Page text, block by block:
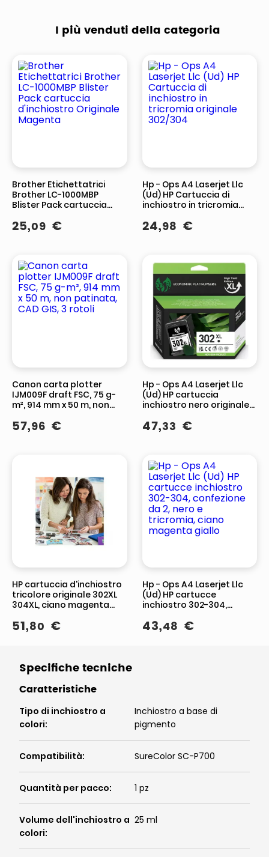
- Stampa inkjet
I più venduti della categoria
Brother Etichettatrici
Brother LC-1000MBP
Blister Pack cartuccia
Magenta
25,09 €
Hp - Ops A4 Laserjet Llc
(Ud) HP Cartuccia di
inchiostro in tricromia
24,98 €
Canon carta plotter
IJM009F draft FSC, 75 g-
m², 914 mm x 50 m, non
57,96 €
Hp - Ops A4 Laserjet Llc
(Ud) HP cartuccia
inchiostro nero originale
alta capacita', 300
pagine
47,33 €
HP cartuccia d'inchiostro
tricolore originale 302XL
304XL, ciano magenta
DeskJet ed Envy
51,80 €
Hp - Ops A4 Laserjet Llc
(Ud) HP cartucce
inchiostro 302-304,
tricromia, ciano magenta
giallo
43,48 €
Specifiche tecniche
Caratteristiche
Tipo di inchiostro a
colori:
Inchiostro a base di
pigmento
Compatibilità: SureColor SC-P700
Quantità per pacco: 1 pz
Volume dell'inchiostro a
colori:
25 ml